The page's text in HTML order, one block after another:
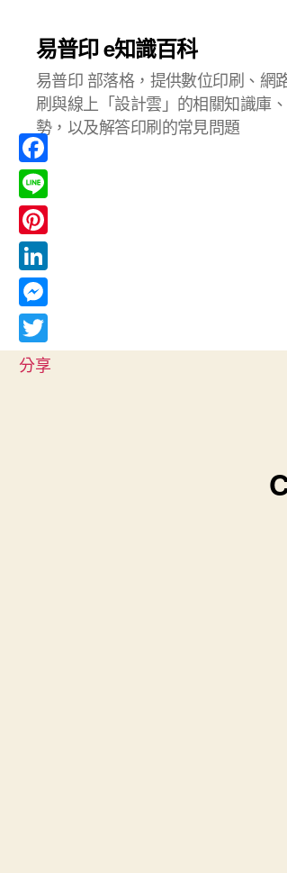
易普印 e知識百科
易普印 部落格，提供數位印刷、網
刷與線上「設計雲」的相關知識庫
勢，以及解答印刷的常見問題
F
a
c
e
b
o
o
k
L
i
n
e
P
i
n
t
e
L
i
n
k
M
e
s
T
分享